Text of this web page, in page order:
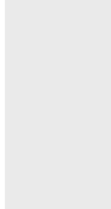
Hotel de Rome –
Maxton Hall: Erste